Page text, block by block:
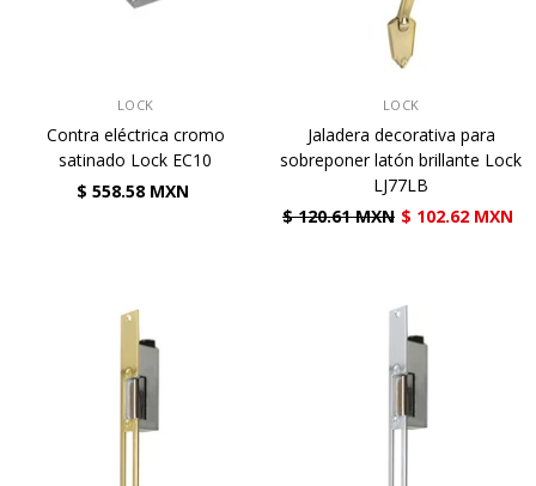
LOCK
Contra eléctrica cromo
satinado Lock EC10
$ 558.58 MXN
LOCK
Jaladera decorativa para
sobreponer latón brillante Lock
LJ77LB
$ 120.61 MXN $ 102.62 MXN